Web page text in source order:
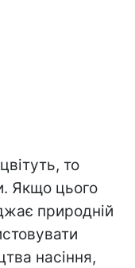
то
Якщо цього
природній
насіння,